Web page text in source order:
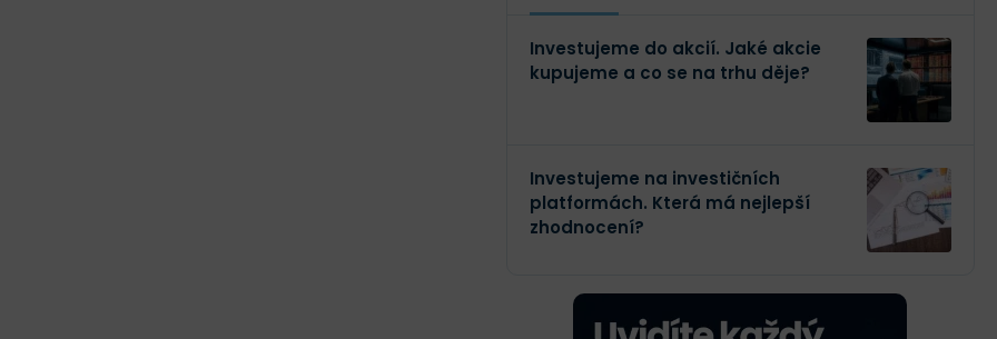
Investujeme do akcií. Jaké akcie
kupujeme a co se na trhu děje?
Investujeme na investičních
platformách. Která má nejlepší
zhodnocení?